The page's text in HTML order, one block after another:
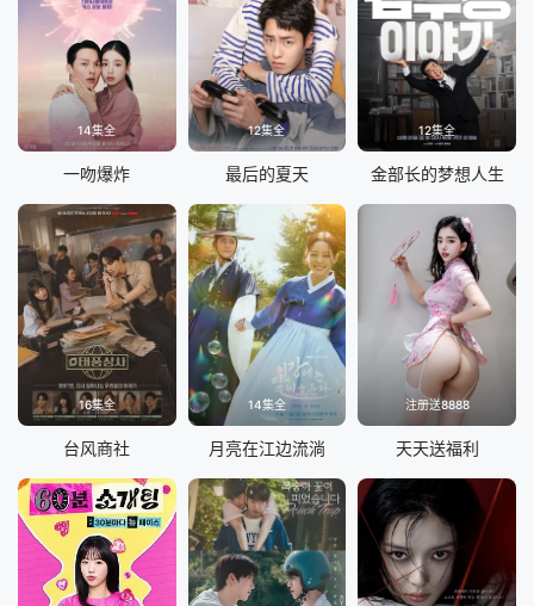
14集全
一吻爆炸
12集全
最后的夏天
12集全
金部长的梦想人生
16集全
台风商社
14集全
月亮在江边流淌
注册送8888
天天送福利